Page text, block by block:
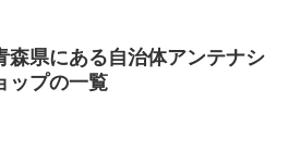
森県にある自治体アンテナシ
ップの一覧